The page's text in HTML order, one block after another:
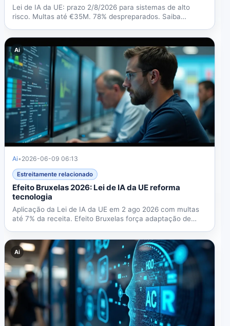
Lei de IA da UE: prazo 2/8/2026 para sistemas de alto
risco. Multas até €35M. 78% despreparados. Saiba
Ai
Ai• 2026-06-09 06:13
Estreitamente relacionado
Efeito Bruxelas 2026: Lei de IA da UE reforma
tecnologia
Aplicação da Lei de IA da UE em 2 ago 2026 com multas
até 7% da receita. Efeito Bruxelas força adaptação de
Ai